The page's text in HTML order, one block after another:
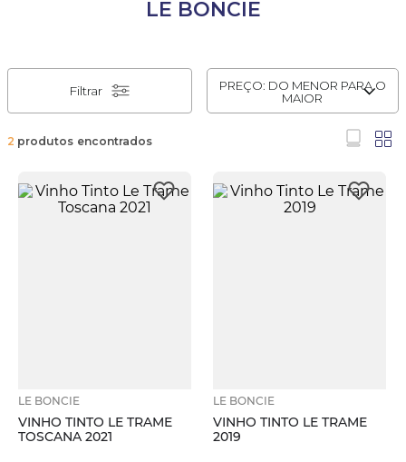
LE BONCIE
PREÇO: DO MENOR PARA O
MAIOR
Filtrar
2 produtos
LE BONCIE
VINHO TINTO LE TRAME
TOSCANA 2021
LE BONCIE
VINHO TINTO LE TRAME
2019